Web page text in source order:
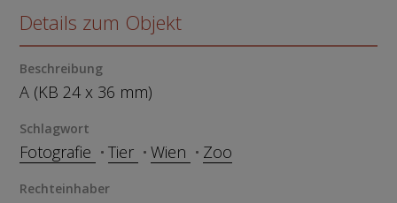
Details zum Objekt
Beschreibung
A (KB 24 x 36 mm)
Schlagwort
Fotografie Tier Wien Zoo
Rechteinhaber